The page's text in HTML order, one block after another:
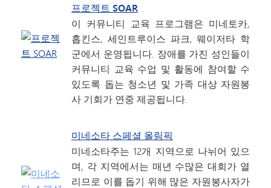
프로젝트 SOAR
이 커뮤니티 교육 프로그램은 미네토카,
홉킨스, 세인트루이스 파크, 웨이저타 학
군에서 운영됩니다. 장애를 가진 성인들이
커뮤니티 교육 수업 및 활동에 참여할 수
있도록 돕는 청소년 및 가족 대상 자원봉
사 기회가 연중 제공됩니다.
미네소타 스페셜 올림픽
미네소타주는 12개 지역으로 나뉘어 있으
며, 각 지역에서는 매년 수많은 대회가 열
리므로 이를 돕기 위해 많은 자원봉사자가